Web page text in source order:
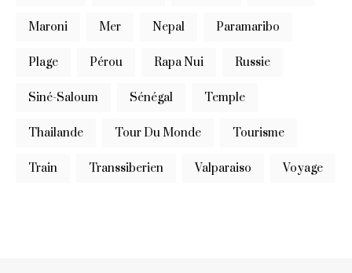
Maroni Mer Nepal Paramaribo
Plage Pérou Rapa Nui Russie
Siné-Saloum Sénégal Temple
Thailande Tour Du Monde Tourisme
Train Transsiberien Valparaiso Voyage